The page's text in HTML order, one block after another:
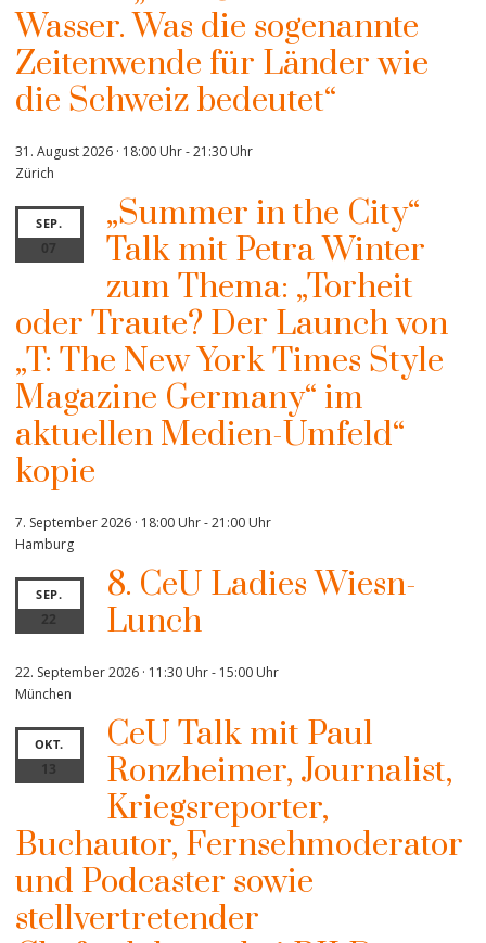
Wasser. Was die sogenannte
Zeitenwende für Länder wie
die Schweiz bedeutet“
31. August 2026 · 18:00 Uhr-21:30 Uhr
Zürich
SEP.
07
„Summer in the City“
Talk mit Petra Winter
zum Thema: „Torheit
oder Traute? Der Launch von
„T: The New York Times Style
Magazine Germany“ im
aktuellen Medien-Umfeld“
kopie
7. September 2026 · 18:00 Uhr-21:00 Uhr
Hamburg
SEP.
22
8. CeU Ladies Wiesn-
Lunch
22. September 2026 · 11:30 Uhr- 15:00 Uhr
München
OKT.
13
CeU Talk mit Paul
Ronzheimer, Journalist,
Kriegsreporter,
Buchautor, Fernsehmoderator
und Podcaster sowie
stellvertretender